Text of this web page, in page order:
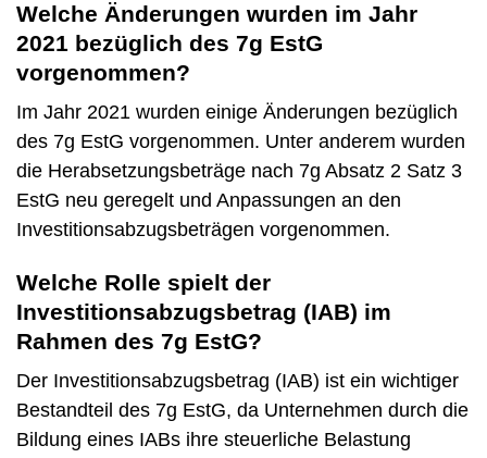
Welche Änderungen wurden im Jahr
2021 bezüglich des 7g EstG
vorgenommen?
Im Jahr 2021 wurden einige Änderungen bezüglich
des 7g EstG vorgenommen. Unter anderem wurden
die Herabsetzungsbeträge nach 7g Absatz 2 Satz 3
EstG neu geregelt und Anpassungen an den
Investitionsabzugsbeträgen vorgenommen.
Welche Rolle spielt der
Investitionsabzugsbetrag (IAB) im
Rahmen des 7g EstG?
Der Investitionsabzugsbetrag (IAB) ist ein wichtiger
Bestandteil des 7g EstG, da Unternehmen durch die
Bildung eines IABs ihre steuerliche Belastung